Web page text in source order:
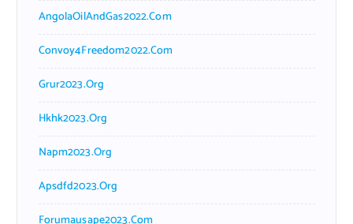
AngolaOilAndGas2022.com
Convoy4Freedom2022.com
Grur2023.org
Hkhk2023.org
Napm2023.org
Apsdfd2023.org
Forumausape2023.com